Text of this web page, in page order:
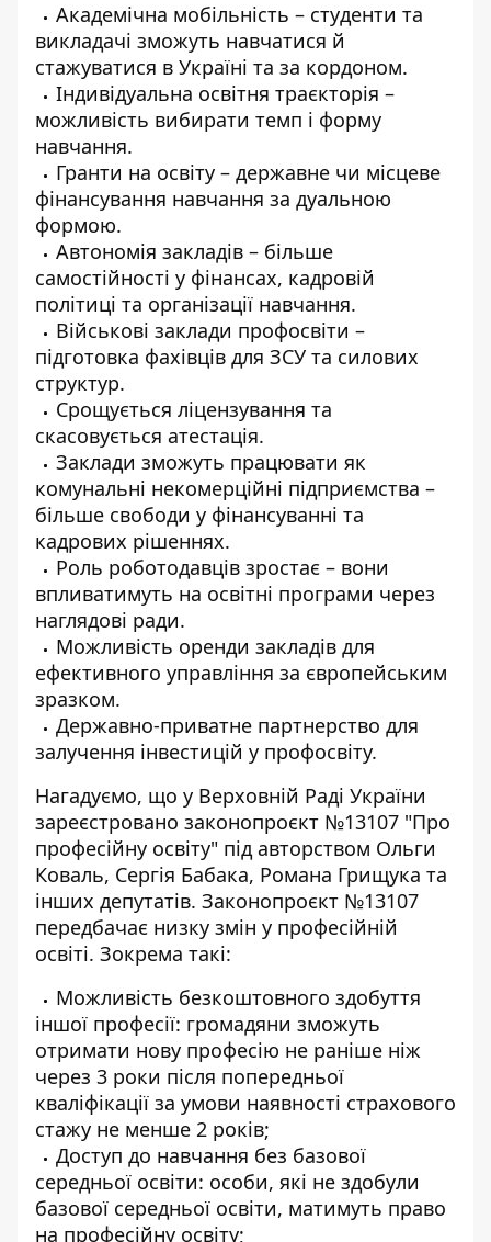
Академічна мобільність – студенти та
викладачі зможуть навчатися й
стажуватися в Україні та за кордоном.
Індивідуальна освітня траєкторія –
можливість вибирати темп і форму
навчання.
Гранти на освіту – державне чи місцеве
фінансування навчання за дуальною
формою.
Автономія закладів – більше
самостійності у фінансах, кадровій
політиці та організації навчання.
Військові заклади профосвіти –
підготовка фахівців для ЗСУ та силових
структур.
Срощується ліцензування та
скасовується атестація.
Заклади зможуть працювати як
комунальні некомерційні підприємства –
більше свободи у фінансуванні та
кадрових рішеннях.
Роль роботодавців зростає – вони
впливатимуть на освітні програми через
наглядові ради.
Можливість оренди закладів для
ефективного управління за європейським
зразком.
Державно-приватне партнерство для
залучення інвестицій у профосвіту.
Нагадуємо, що у Верховній Раді України
зареєстровано законопроєкт №13107 "Про
професійну освіту" під авторством Ольги
Коваль, Сергія Бабака, Романа Грищука та
інших депутатів. Законопроєкт №13107
передбачає низку змін у професійній
освіті. Зокрема такі:
Можливість безкоштовного здобуття
іншої професії: громадяни зможуть
отримати нову професію не раніше ніж
через 3 роки після попередньої
кваліфікації за умови наявності страхового
стажу не менше 2 років;
Доступ до навчання без базової
середньої освіти: особи, які не здобули
базової середньої освіти, матимуть право
на професійну освіту;